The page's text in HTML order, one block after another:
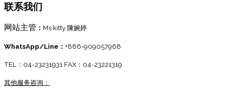
联系我们
网站主管 ： Ms.kitty 陳婉婷
WhatsApp/Line： +886-909057968
TEL：04-23231931 FAX：04-23221319
其他服务咨询：